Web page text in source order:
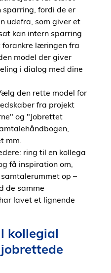
fordi de er
udefra, som giver et
kan intern sparring
læringen fra
model der giver
i dialog med dine
den rette model for
fra projekt
og "Jobrettet
mm.
ring til en kollega
få inspiration om,
op –
de samme
lavet et lignende
kollegial